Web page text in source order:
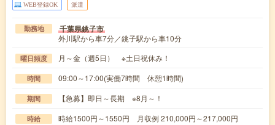
WEB登録OK 派遣
勤務地 千葉県銚子市
外川駅から車7分／銚子駅から車10分
曜日頻度 月～金（週5日） ※土日祝休み！
時間 09:00～17:00(実働7時間 休憩1時間)
期間 【急募】即日～長期 ※8月～！
時給 時給1500円～1550円 月収例 210,000円～217,000円